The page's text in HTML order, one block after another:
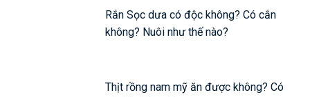
Rắn Sọc dưa có độc không? Có cắn
không? Nuôi như thế nào?
Thịt rồng nam mỹ ăn được không? Có